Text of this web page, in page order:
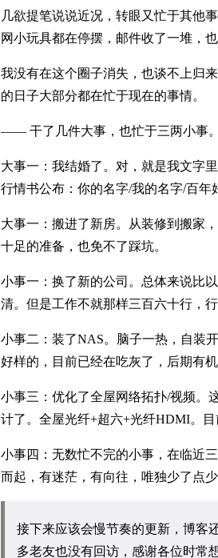
几欲提笔说说近况，转眼又忙于其他
网小玩具都在停摆，邮件收了一堆，也
我没有在这个圈子消失，也谈不上归
的日子大部分都在忙于现在的事情。
—— 干了几件大事，也忙于三两小事。
大事一：我结婚了。对，就是我文字
行情书公布：你的名字/我的名字/百年
大事一：搬进了新房。从装修到搬家
十足的准备，也免不了踩坑。
小事一：换了新的公司。总体来说比
清。但是工作不就那样三百六十行，
小事二：装了NAS。脑子一热，自装
好样的，目前已经在吃灰了，后期有机
小事三：优化了全屋网络拓扑/视频。
计了。全屋光纤+超六+光纤HDMI。目
小事四：无数忙不完的小事，在临近
而起，有迷茫，有向往，唯独少了点少
接下来应该会慢节奏的更新，博客
多老友也没有回访，感谢各位时常